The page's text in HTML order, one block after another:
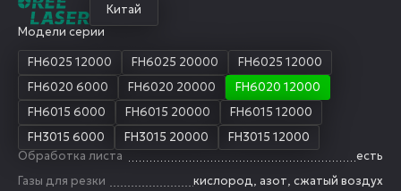
Китай
Модели серии
FH6025 12000
FH6025 20000
FH6025 12000
FH6020 6000
FH6020 20000
FH6020 12000
FH6015 6000
FH6015 20000
FH6015 12000
FH3015 6000
FH3015 20000
FH3015 12000
Обработка листа
есть
Газы для резки
кислород, азот, сжатый воздух